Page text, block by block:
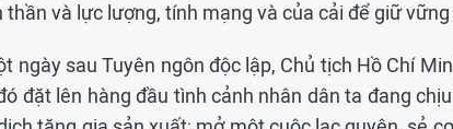
thần và lực lượng, tính mạng và của cải để giữ
ngày sau Tuyên ngôn độc lập, Chủ tịch Hồ Chí
đặt lên hàng đầu tình cảnh nhân dân ta đang